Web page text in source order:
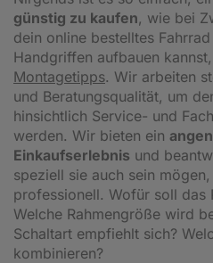
günstig zu kaufen, wie bei
dein online bestelltes
Handgriffen aufbauen
Montagetipps. Wir arbeiten
und Beratungsqualität, um
hinsichtlich Service- und
werden. Wir bieten ein
Einkaufserlebnis und
speziell sie auch sein
professionell. Wofür soll das
Welche Rahmengröße wird
Schaltart empfiehlt sich?
kombinieren?